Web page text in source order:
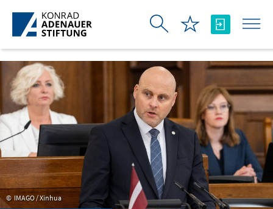
Saut au contenu principal
IMAGO / Xinhua